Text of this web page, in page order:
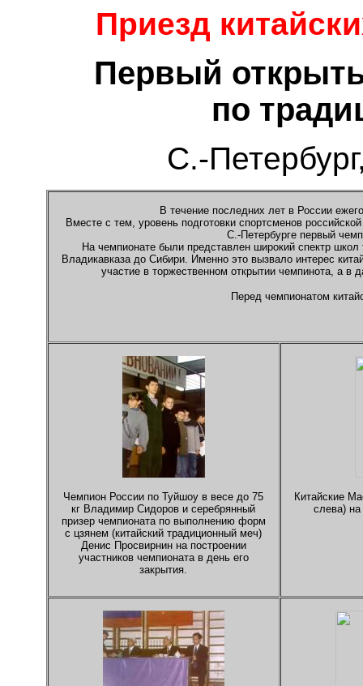
Приезд
Первый
по
С.-
В течение последних лет в России
Вместе с тем, уровень подготовки спортсменов
С.-Петербурге первый
На чемпионате были представлен широкий спектр
Владикавказа до Сибири. Именно это вызвало интерес
участие в торжественном открытии чемпинота, а в
Перед чемпионатом
Чемпион России по Туйшоу в весе до 75
кг Владимир Сидоров и серебрянный
призер чемпионата по выполнению форм
с цзянем (китайский традиционный меч)
Денис Просвирнин на построении
участников чемпионата в день его
закрытия.
Китайские
слева)